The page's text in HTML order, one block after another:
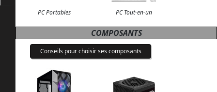
PC Portables PC Tout-en-un
COMPOSANTS
Conseils pour choisir ses composants